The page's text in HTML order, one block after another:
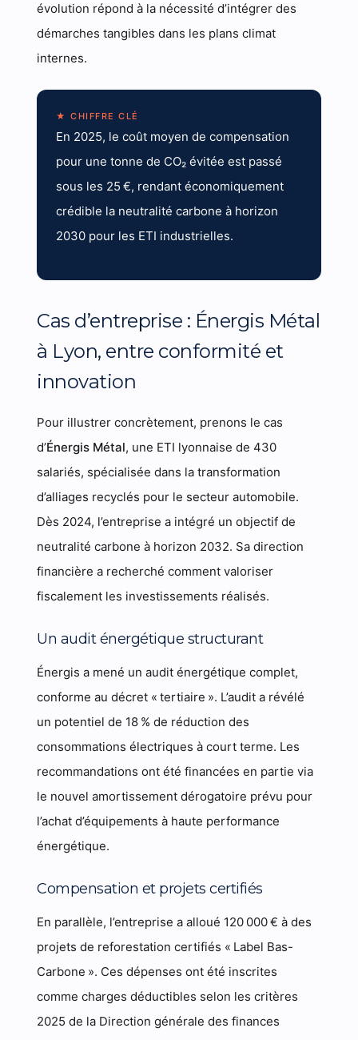
évolution répond à la nécessité d’intégrer des
démarches tangibles dans les plans climat
internes.
★ CHIFFRE CLÉ
En 2025, le coût moyen de compensation
pour une tonne de CO₂ évitée est passé
sous les 25 €, rendant économiquement
crédible la neutralité carbone à horizon
2030 pour les ETI industrielles.
Cas d’entreprise : Énergis Métal
à Lyon, entre conformité et
innovation
Pour illustrer concrètement, prenons le cas
d’Énergis Métal, une ETI lyonnaise de 430
salariés, spécialisée dans la transformation
d’alliages recyclés pour le secteur automobile.
Dès 2024, l’entreprise a intégré un objectif de
neutralité carbone à horizon 2032. Sa direction
financière a recherché comment valoriser
fiscalement les investissements réalisés.
Un audit énergétique structurant
Énergis a mené un audit énergétique complet,
conforme au décret « tertiaire ». L’audit a révélé
un potentiel de 18 % de réduction des
consommations électriques à court terme. Les
recommandations ont été financées en partie via
le nouvel amortissement dérogatoire prévu pour
l’achat d’équipements à haute performance
énergétique.
Compensation et projets certifiés
En parallèle, l’entreprise a alloué 120 000 € à des
projets de reforestation certifiés « Label Bas-
Carbone ». Ces dépenses ont été inscrites
comme charges déductibles selon les critères
2025 de la Direction générale des finances